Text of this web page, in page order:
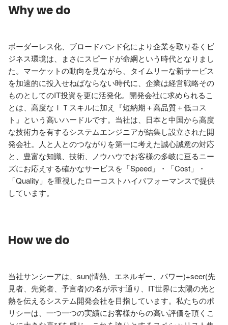
Why we do
ボーダーレス化、ブロードバンド化により企業を取り巻くビ
ジネス環境は、まさにスピードが命綱という時代となりまし
た。マーケットの動向を見ながら、タイムリーな新サービス
を加速的に投入せねばならない時代に、企業は経営戦略その
ものとしてのIT投資を更に活発化。開発会社に求められるこ
とは、高度なＩＴスキルに加え『短納期＋高品質＋低コス
ト』という高いハードルです。当社は、日本と中国から高度
な技術力を有するシステムエンジニアが結集し設立された開
発会社。人と人とのつながりを第一に考えた誠心誠意の対応
と、豊富な知識、技術、ノウハウでお客様の多岐に亘るニー
ズにお応えする確かなサービスを「Speed」・「Cost」・
「Quality」を重視したローコストハイパフォーマンスで提供
しています。
How we do
当社サンシーアは、sun(情熱、エネルギー、パワー)+seer(先
見者、先覚者、予言者)の名が示す通り、IT世界に太陽の光と
熱を伝えるシステム開発会社を目指しています。私たちのポ
リシーは、一つ一つの実績にお客様からの高い評価を頂くこ